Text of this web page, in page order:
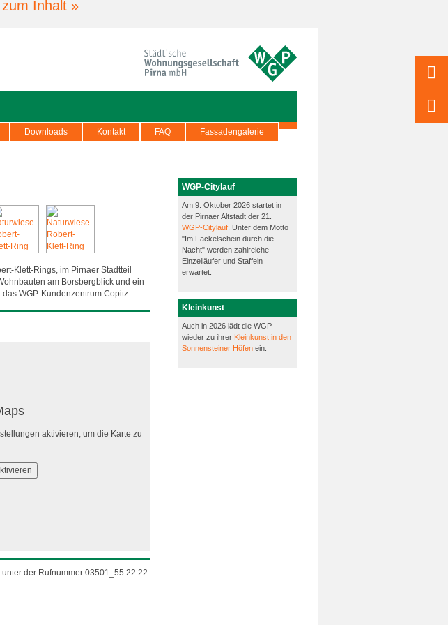
zum Inhalt »
Downloads Kontakt FAQ Fassadengalerie
Klett-Rings, im Pirnaer Stadtteil
am Borsbergblick und ein
WGP-Kundenzentrum Copitz.
aktivieren, um die Karte zu
der Rufnummer 03501_55 22 22
WGP-Citylauf
Am 9. Oktober 2026 startet in
der Pirnaer Altstadt der 21.
WGP-Citylauf . Unter dem Motto
"Im Fackelschein durch die
Nacht" werden zahlreiche
Einzelläufer und Staffeln
erwartet.
Kleinkunst
Auch in 2026 lädt die WGP
wieder zu ihrer Kleinkunst in den
Sonnensteiner Höfen ein.